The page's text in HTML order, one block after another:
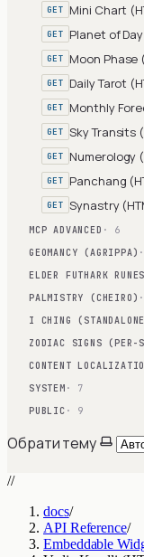
GET Mini Chart
GET Planet of
GET Moon Phase
GET Daily Tarot
GET Monthly
GET Sky Transits
GET Numerology
GET Panchang
GET Synastry
MCP ADVANCED · 6
GEOMANCY (AGRIPPA)
ELDER FUTHARK RUNES
PALMISTRY (CHEIRO)
I CHING
ZODIAC SIGNS (PER-
CONTENT
SYSTEM · 7
PUBLIC · 9
Обрати тему
//
docs/
API Reference/
Embeddable